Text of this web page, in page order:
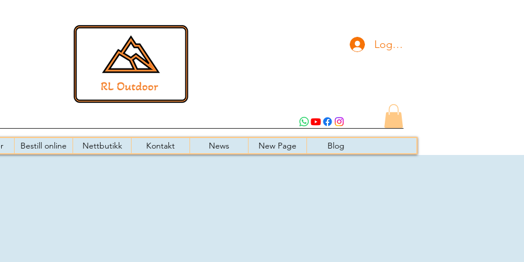
Logg inn
Bestill online Nettbutikk Kontakt News New Page Blog